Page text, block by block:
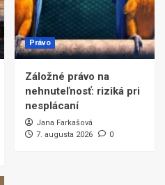
Právo
Záložné právo na
nehnuteľnosť: riziká pri
nesplácaní
Jana Farkašová
7. augusta 2026
0